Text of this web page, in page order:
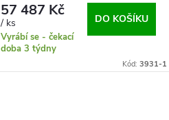
57 487 Kč
/ ks
Vyrábí se - čekací
doba 3 týdny
DO KOŠÍKU
Kód: 3931-1